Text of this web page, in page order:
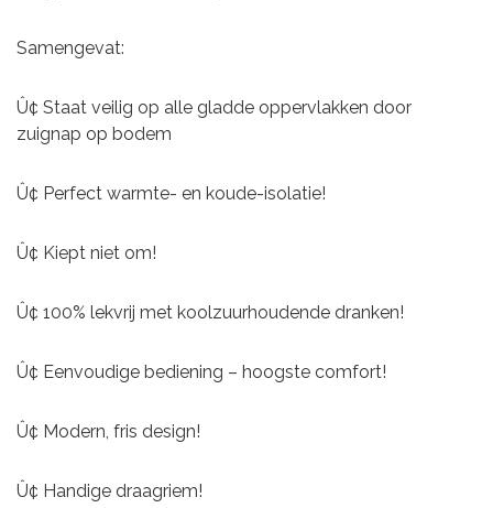
Samengevat:
Û¢ Staat veilig op alle gladde oppervlakken door
zuignap op bodem
Û¢ Perfect warmte- en koude-isolatie!
Û¢ Kiept niet om!
Û¢ 100% lekvrij met koolzuurhoudende dranken!
Û¢ Eenvoudige bediening – hoogste comfort!
Û¢ Modern, fris design!
Û¢ Handige draagriem!